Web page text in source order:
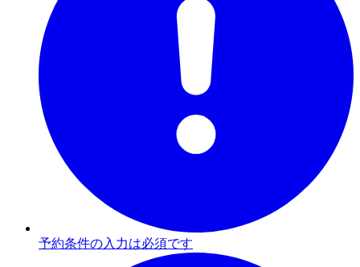
予約条件の入力は必須です